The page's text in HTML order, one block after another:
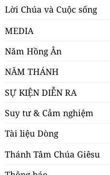
Lời Chúa và Cuộc sống
MEDIA
Năm Hồng Ân
NĂM THÁNH
SỰ KIỆN DIỄN RA
Suy tư & Cảm nghiệm
Tài liệu Dòng
Thánh Tâm Chúa Giêsu